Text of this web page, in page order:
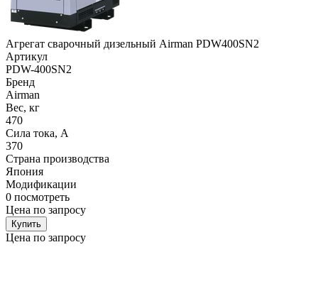
Агрегат сварочный дизельный Airman PDW400SN2
Артикул
PDW-400SN2
Бренд
Airman
Вес, кг
470
Сила тока, А
370
Страна производства
Япония
Модификации
0 посмотреть
Цена по запросу
Купить
Цена по запросу